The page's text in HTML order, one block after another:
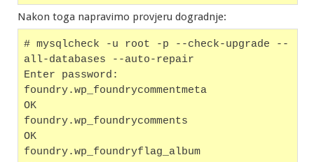
Nakon toga napravimo provjeru dogradnje:
# mysqlcheck -u root -p --check-upgrade --
all-databases --auto-repair
Enter password:
foundry.wp_foundrycommentmeta
OK
foundry.wp_foundrycomments
OK
foundry.wp_foundryflag_album